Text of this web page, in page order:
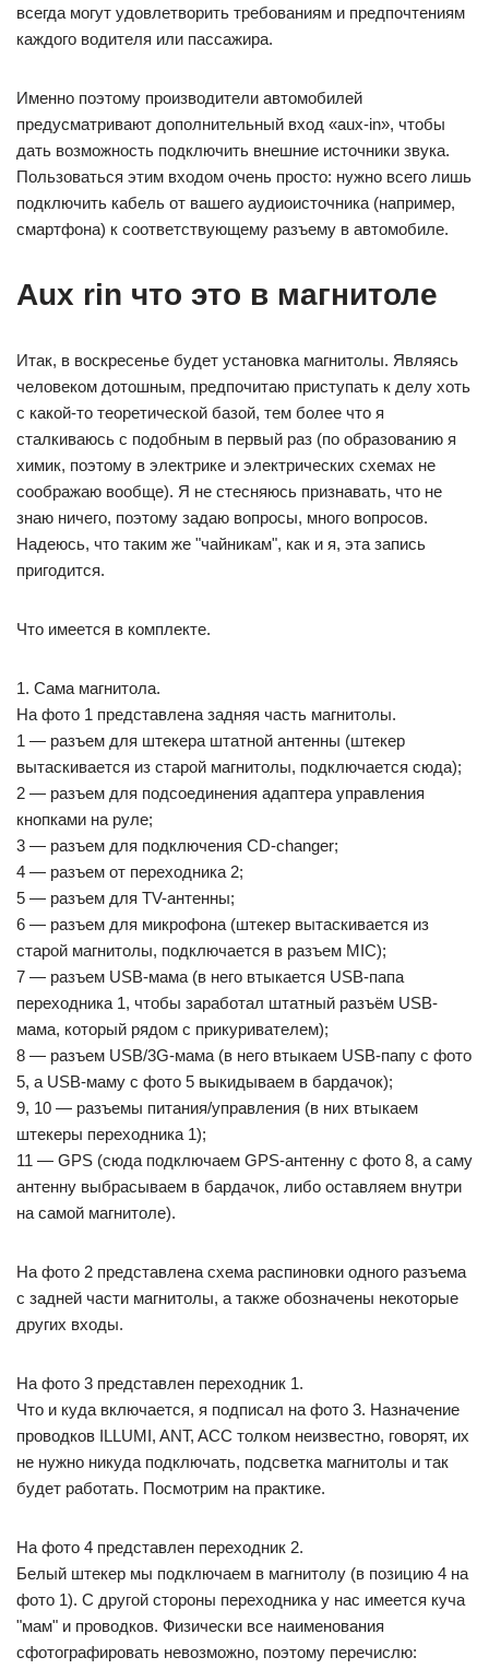
всегда могут удовлетворить требованиям и предпочтениям
каждого водителя или пассажира.
Именно поэтому производители автомобилей
предусматривают дополнительный вход «aux-in», чтобы
дать возможность подключить внешние источники звука.
Пользоваться этим входом очень просто: нужно всего лишь
подключить кабель от вашего аудиоисточника (например,
смартфона) к соответствующему разъему в автомобиле.
Aux rin что это в магнитоле
Итак, в воскресенье будет установка магнитолы. Являясь
человеком дотошным, предпочитаю приступать к делу хоть
с какой-то теоретической базой, тем более что я
сталкиваюсь с подобным в первый раз (по образованию я
химик, поэтому в электрике и электрических схемах не
соображаю вообще). Я не стесняюсь признавать, что не
знаю ничего, поэтому задаю вопросы, много вопросов.
Надеюсь, что таким же "чайникам", как и я, эта запись
пригодится.
Что имеется в комплекте.
1. Сама магнитола.
На фото 1 представлена задняя часть магнитолы.
1 — разъем для штекера штатной антенны (штекер
вытаскивается из старой магнитолы, подключается сюда);
2 — разъем для подсоединения адаптера управления
кнопками на руле;
3 — разъем для подключения CD-changer;
4 — разъем от переходника 2;
5 — разъем для TV-антенны;
6 — разъем для микрофона (штекер вытаскивается из
старой магнитолы, подключается в разъем MIC);
7 — разъем USB-мама (в него втыкается USB-папа
переходника 1, чтобы заработал штатный разъём USB-
мама, который рядом с прикуривателем);
8 — разъем USB/3G-мама (в него втыкаем USB-папу с фото
5, а USB-маму с фото 5 выкидываем в бардачок);
9, 10 — разъемы питания/управления (в них втыкаем
штекеры переходника 1);
11 — GPS (сюда подключаем GPS-антенну с фото 8, а саму
антенну выбрасываем в бардачок, либо оставляем внутри
на самой магнитоле).
На фото 2 представлена схема распиновки одного разъема
с задней части магнитолы, а также обозначены некоторые
других входы.
На фото 3 представлен переходник 1.
Что и куда включается, я подписал на фото 3. Назначение
проводков ILLUMI, ANT, ACC толком неизвестно, говорят, их
не нужно никуда подключать, подсветка магнитолы и так
будет работать. Посмотрим на практике.
На фото 4 представлен переходник 2.
Белый штекер мы подключаем в магнитолу (в позицию 4 на
фото 1). С другой стороны переходника у нас имеется куча
"мам" и проводков. Физически все наименования
сфотографировать невозможно, поэтому перечислю: